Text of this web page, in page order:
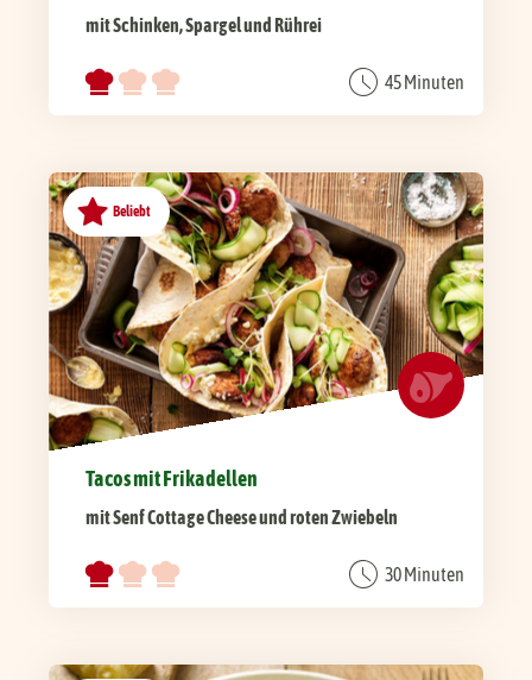
mit Schinken, Spargel und Rührei
45 Minuten
Beliebt
Tacos mit Frikadellen
mit Senf Cottage Cheese und roten Zwiebeln
30 Minuten